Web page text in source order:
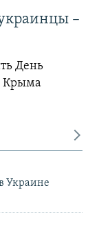
–
День
Крыма
Украине